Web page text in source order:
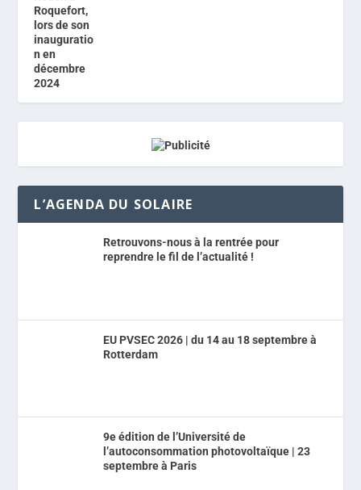
L’AGENDA DU SOLAIRE
Retrouvons-nous à la rentrée pour
reprendre le fil de l’actualité !
EU PVSEC 2026 | du 14 au 18 septembre à
Rotterdam
9e édition de l’Université de
l’autoconsommation photovoltaïque | 23
septembre à Paris